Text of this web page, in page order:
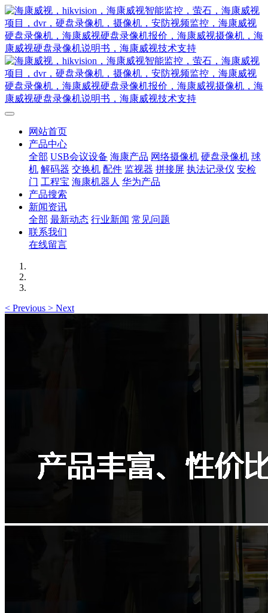
网站首页
产品中心
全部 USB会议设备 海康产品 网络摄像机 硬盘录像机 球
机 解码器 交换机 配件 监视器 拼接屏 执法记录仪 安检
门 工程宝 海康机器人 华为产品
产品搜索
新闻资讯
全部 最新动态 行业新闻 常见问题
联系我们
在线留言
< Previous > Next